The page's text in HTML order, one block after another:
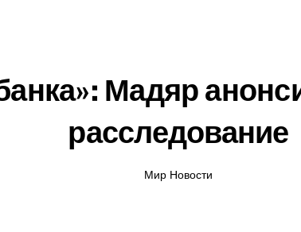
Мадяр
расследование
Мир Новости